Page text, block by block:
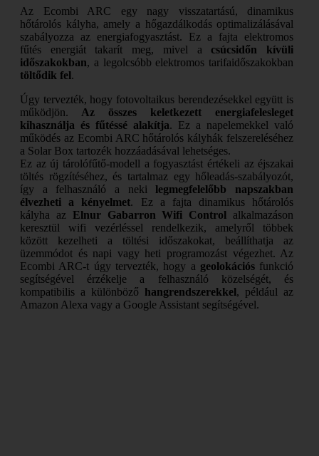
Az Ecombi ARC egy nagy visszatartású, dinamikus
hőtárolós kályha, amely a hőgazdálkodás optimalizálásával
szabályozza az energiafogyasztást. Ez a fajta elektromos
fűtés energiát takarít meg, mivel a csúcsidőn kívüli
időszakokban, a legolcsóbb elektromos tarifaidőszakokban
töltődik fel.
Úgy tervezték, hogy fotovoltaikus berendezésekkel együtt is
működjön. Az összes keletkezett energiafelesleget
kihasználja és fűtéssé alakítja. Ez a napelemekkel való
működés az Ecombi ARC hőtárolós kályhák felszereléséhez
a Solar Box tartozék hozzáadásával lehetséges.
Ez az új tárolófűtő-modell a fogyasztást értékeli az éjszakai
töltés rögzítéséhez, és tartalmaz egy hőleadás-szabályozót,
így a felhasználó a neki legmegfelelőbb napszakban
élvezheti a kényelmet. Ez a fajta dinamikus hőtárolós
kályha az Elnur Gabarron Wifi Control alkalmazáson
keresztül wifi vezérléssel rendelkezik, amelyről többek
között kezelheti a töltési időszakokat, beállíthatja az
üzemmódot és napi vagy heti programozást végezhet. Az
Ecombi ARC-t úgy tervezték, hogy a geolokációs funkció
segítségével érzékelje a felhasználó közelségét, és
kompatibilis a különböző hangrendszerekkel, például az
Amazon Alexa vagy a Google Assistant segítségével.